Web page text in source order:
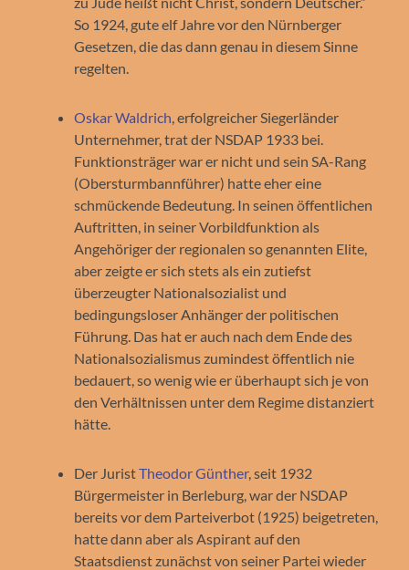
So 1924, gute elf Jahre vor den Nürnberger
Gesetzen, die das dann genau in diesem Sinne
regelten.
Oskar Waldrich , erfolgreicher Siegerländer
Unternehmer, trat der NSDAP 1933 bei.
Funktionsträger war er nicht und sein SA-Rang
(Obersturmbannführer) hatte eher eine
schmückende Bedeutung. In seinen öffentlichen
Auftritten, in seiner Vorbildfunktion als
Angehöriger der regionalen so genannten Elite,
aber zeigte er sich stets als ein zu­tiefst
überzeugter Nationalsozialist und
bedingungsloser Anhänger der politischen
Führung. Das hat er auch nach dem Ende des
Nationalsozialismus zumindest öffentlich nie
bedauert, so wenig wie er überhaupt sich je von
den Verhältnissen unter dem Regime distanziert
hätte.
Der JuristTheodor Günther, seit 1932
Bürgermeister in Berleburg, war der NSDAP
bereits vor dem Parteiverbot (1925) beigetreten,
hatte dann aber als Aspirant auf den
Staatsdienst zunächst von seiner Partei wieder